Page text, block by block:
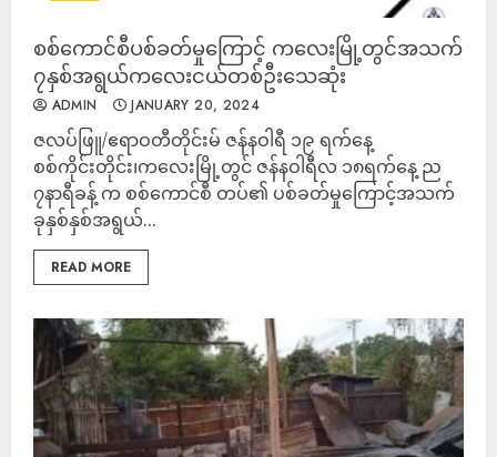
စစ်ကောင်စီပစ်ခတ်မှုကြောင့် ကလေးမြို့တွင်အသက်
၇နှစ်အရွယ်ကလေးငယ်တစ်ဦးသေဆုံး
ADMIN JANUARY 20, 2024
ဇလပ်ဖြူ/ဧရာဝတီတိုင်းမ် ဇန်နဝါရီ ၁၉ ရက်နေ့
စစ်ကိုင်းတိုင်း၊ကလေးမြို့တွင် ဇန်နဝါရီလ ၁၈ရက်နေ့ ည
၇နာရီခန့် က စစ်ကောင်စီ တပ်၏ ပစ်ခတ်မှုကြောင့်အသက်
ခုနှစ်နှစ်အရွယ်...
READ MORE